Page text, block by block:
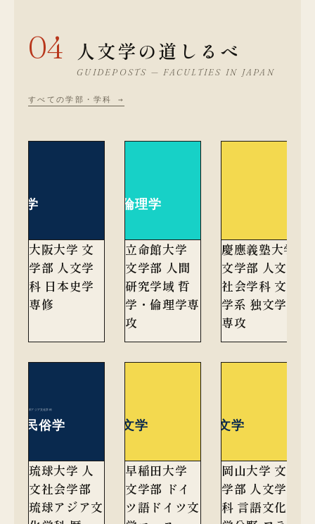
04 人文学の道しるべ
GUIDEPOSTS — FACULTIES IN JAPAN
すべての学部・学科 →
大阪大学 文
学部 人文学
科 日本史学
専修
立命館大学
文学部 人間
研究学域 哲
学・倫理学専
攻
慶應義塾大学
文学部 人文
社会学科 文
学系 独文学
専攻
琉球大学 人
文社会学部
琉球アジア文
早稲田大学
文学部 ドイ
ツ語ドイツ文
岡山大学 文
学部 人文学
科 言語文化